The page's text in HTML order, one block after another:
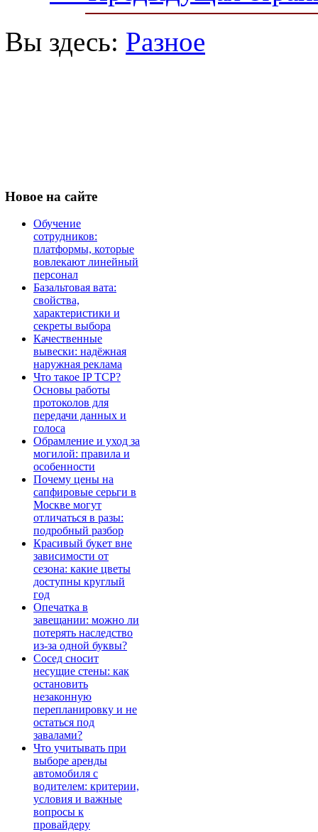
Вы здесь: Разное
Новое на сайте
Обучение
сотрудников:
платформы, которые
вовлекают линейный
персонал
Базальтовая вата:
свойства,
характеристики и
секреты выбора
Качественные
вывески: надёжная
наружная реклама
Что такое IP TCP?
Основы работы
протоколов для
передачи данных и
голоса
Обрамление и уход за
могилой: правила и
особенности
Почему цены на
сапфировые серьги в
Москве могут
отличаться в разы:
подробный разбор
Красивый букет вне
зависимости от
сезона: какие цветы
доступны круглый
год
Опечатка в
завещании: можно ли
потерять наследство
из-за одной буквы?
Сосед сносит
несущие стены: как
остановить
незаконную
перепланировку и не
остаться под
завалами?
Что учитывать при
выборе аренды
автомобиля с
водителем: критерии,
условия и важные
вопросы к
провайдеру